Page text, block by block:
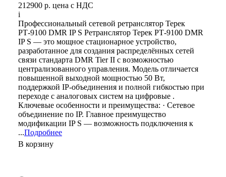
212900 р. цена с НДС
i
Профессиональный сетевой ретранслятор Терек
РТ-9100 DMR IP S Ретранслятор Терек РТ-9100 DMR
IP S — это мощное стационарное устройство,
разработанное для создания распределённых сетей
связи стандарта DMR Tier II с возможностью
централизованного управления. Модель отличается
повышенной выходной мощностью 50 Вт,
поддержкой IP-объединения и полной гибкостью при
переходе с аналоговых систем на цифровые .
Ключевые особенности и преимущества: · Сетевое
объединение по IP. Главное преимущество
модификации IP S — возможность подключения к
...Подробнее
В корзину